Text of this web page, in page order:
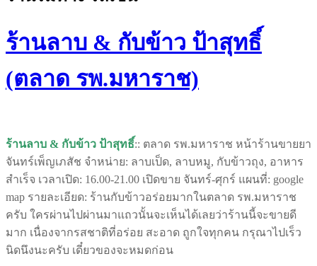
ร้านลาบ & กับข้าว ป้าสุทธิ์
(ตลาด รพ.มหาราช)
ร้านลาบ & กับข้าว ป้าสุทธิ์:: ตลาด รพ.มหาราช หน้าร้านขายยา
จันทร์เพ็ญเภสัช จำหน่าย: ลาบเป็ด, ลาบหมู, กับข้าวถุง, อาหาร
สำเร็จ เวลาเปิด: 16.00-21.00 เปิดขาย จันทร์-ศุกร์ แผนที่: google
map รายละเอียด: ร้านกับข้าวอร่อยมากในตลาด รพ.มหาราช
ครับ ใครผ่านไปผ่านมาแถวนั้นจะเห็นได้เลยว่าร้านนี้จะขายดี
มาก เนื่องจากรสชาติที่อร่อย สะอาด ถูกใจทุกคน กรุณาไปเร็ว
นิดนึงนะครับ เดี๋ยวของจะหมดก่อน